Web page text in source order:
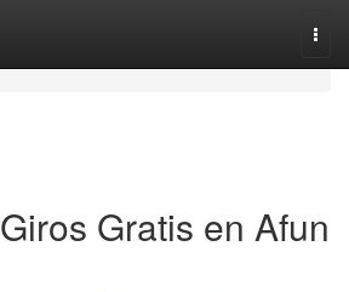
Gratis en Afun